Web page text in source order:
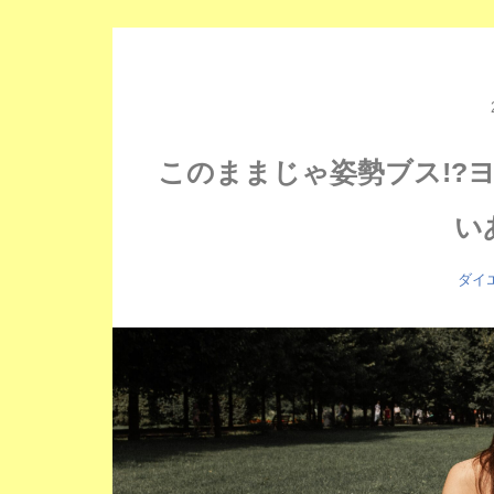
このままじゃ姿勢ブス!?
い
ダイ